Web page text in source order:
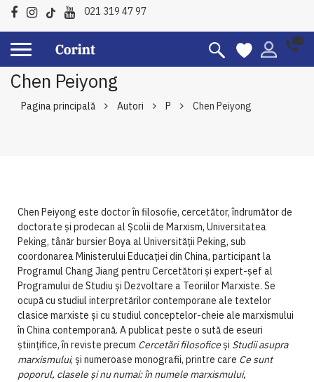
021 319 47 97
Chen Peiyong
Pagina principală Autori P Chen Peiyong
Chen Peiyong este doctor în filosofie, cercetător, îndrumător de
doctorate și prodecan al Școlii de Marxism, Universitatea
Peking, tânăr bursier Boya al Universității Peking, sub
coordonarea Ministerului Educației din China, participant la
Programul Chang Jiang pentru Cercetători și expert-șef al
Programului de Studiu și Dezvoltare a Teoriilor Marxiste. Se
ocupă cu studiul interpretărilor contemporane ale textelor
clasice marxiste și cu studiul conceptelor-cheie ale marxismului
în China contemporană. A publicat peste o sută de eseuri
științifice, în reviste precum Cercetări filosoficeși Studii asupra
marxismului, și numeroase monografii, printre care Ce sunt
poporul, clasele și nu numai: în numele marxismului,